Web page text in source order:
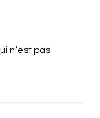
n’est pas